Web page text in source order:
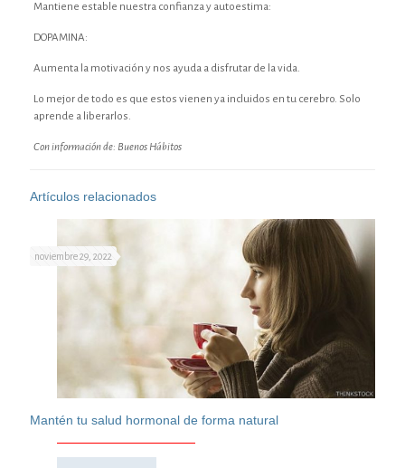
Mantiene estable nuestra confianza y autoestima:
DOPAMINA:
Aumenta la motivación y nos ayuda a disfrutar de la vida.
Lo mejor de todo es que estos vienen ya incluidos en tu cerebro. Solo
aprende a liberarlos.
Con información de: Buenos Hábitos
Artículos relacionados
noviembre 29, 2022
Mantén tu salud hormonal de forma natural